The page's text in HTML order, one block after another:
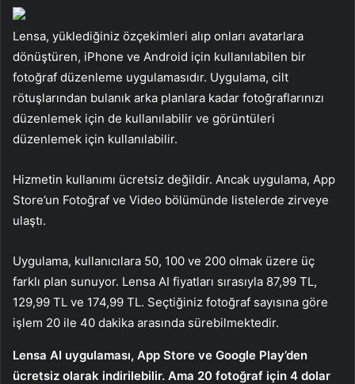
Lensa, yüklediğiniz özçekimleri alıp onları avatarlara
dönüştüren, iPhone ve Android için kullanılabilen bir
fotoğraf düzenleme uygulamasıdır. Uygulama, cilt
rötuşlarından bulanık arka planlara kadar fotoğraflarınızı
düzenlemek için de kullanılabilir ve görüntüleri
düzenlemek için kullanılabilir.
Hizmetin kullanımı ücretsiz değildir. Ancak uygulama, App
Store’un Fotoğraf ve Video bölümünde listelerde zirveye
ulaştı.
Uygulama, kullanıcılara 50, 100 ve 200 olmak üzere üç
farklı plan sunuyor. Lensa AI fiyatları sırasıyla 87,99 TL,
129,99 TL ve 174,99 TL. Seçtiğiniz fotoğraf sayısına göre
işlem 20 ile 40 dakika arasında sürebilmektedir.
Lensa AI uygulaması, App Store ve Google Play’den
ücretsiz olarak indirilebilir. Ama 20 fotoğraf için 4 dolar